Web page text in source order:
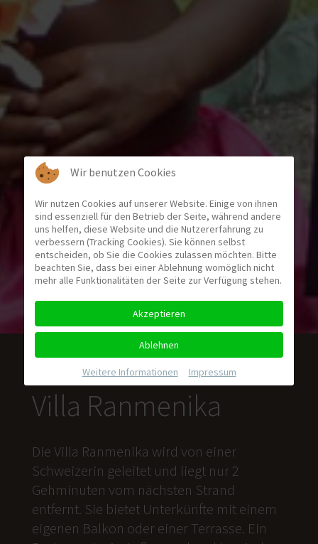
Villa Ranmenika
Die Villa Ranmenika wird von einer
Schweizerin geleitet und liegt nur 2
Gehminuten vom nächsten Strand
entfernt. Sie bietet Unterkünfte mit einem
eigenen Balkon oder einer Terrasse. Ein
Wir benutzen Cookies
Wir nutzen Cookies auf unserer Website. Einige von ihnen
sind essenziell für den Betrieb der Seite, während andere
uns helfen, diese Website und die Nutzererfahrung zu
verbessern (Tracking Cookies). Sie können selbst
entscheiden, ob Sie die Cookies zulassen möchten. Bitte
beachten Sie, dass bei einer Ablehnung womöglich nicht
mehr alle Funktionalitäten der Seite zur Verfügung stehen.
Akzeptieren
Ablehnen
Weitere Informationen Impressum